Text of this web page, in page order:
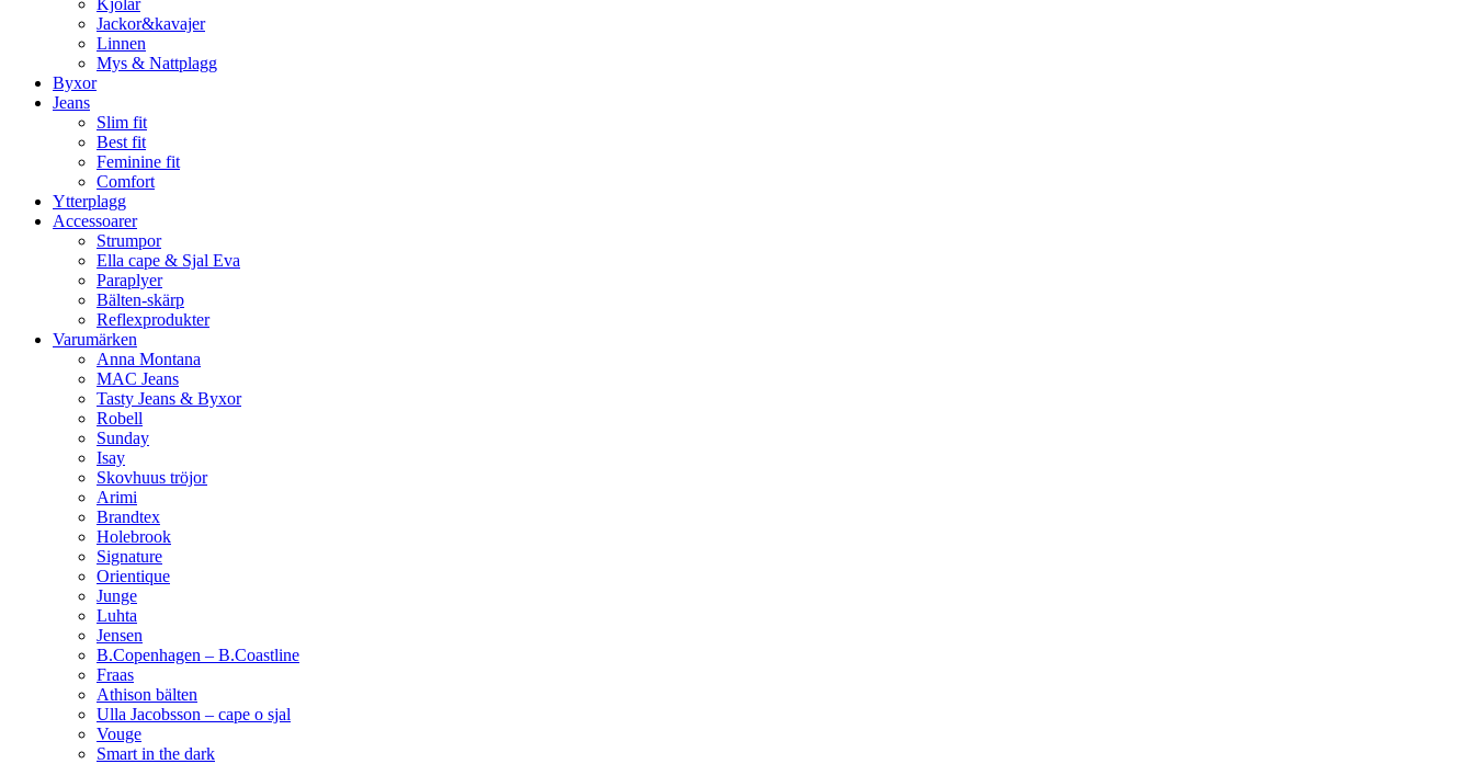
Kjolar
Jackor&kavajer
Linnen
Mys & Nattplagg
Byxor
Jeans
Slim fit
Best fit
Feminine fit
Comfort
Ytterplagg
Accessoarer
Strumpor
Ella cape & Sjal Eva
Paraplyer
Bälten-skärp
Reflexprodukter
Varumärken
Anna Montana
MAC Jeans
Tasty Jeans & Byxor
Robell
Sunday
Isay
Skovhuus tröjor
Arimi
Brandtex
Holebrook
Signature
Orientique
Junge
Luhta
Jensen
B.Copenhagen – B.Coastline
Fraas
Athison bälten
Ulla Jacobsson – cape o sjal
Vouge
Smart in the dark